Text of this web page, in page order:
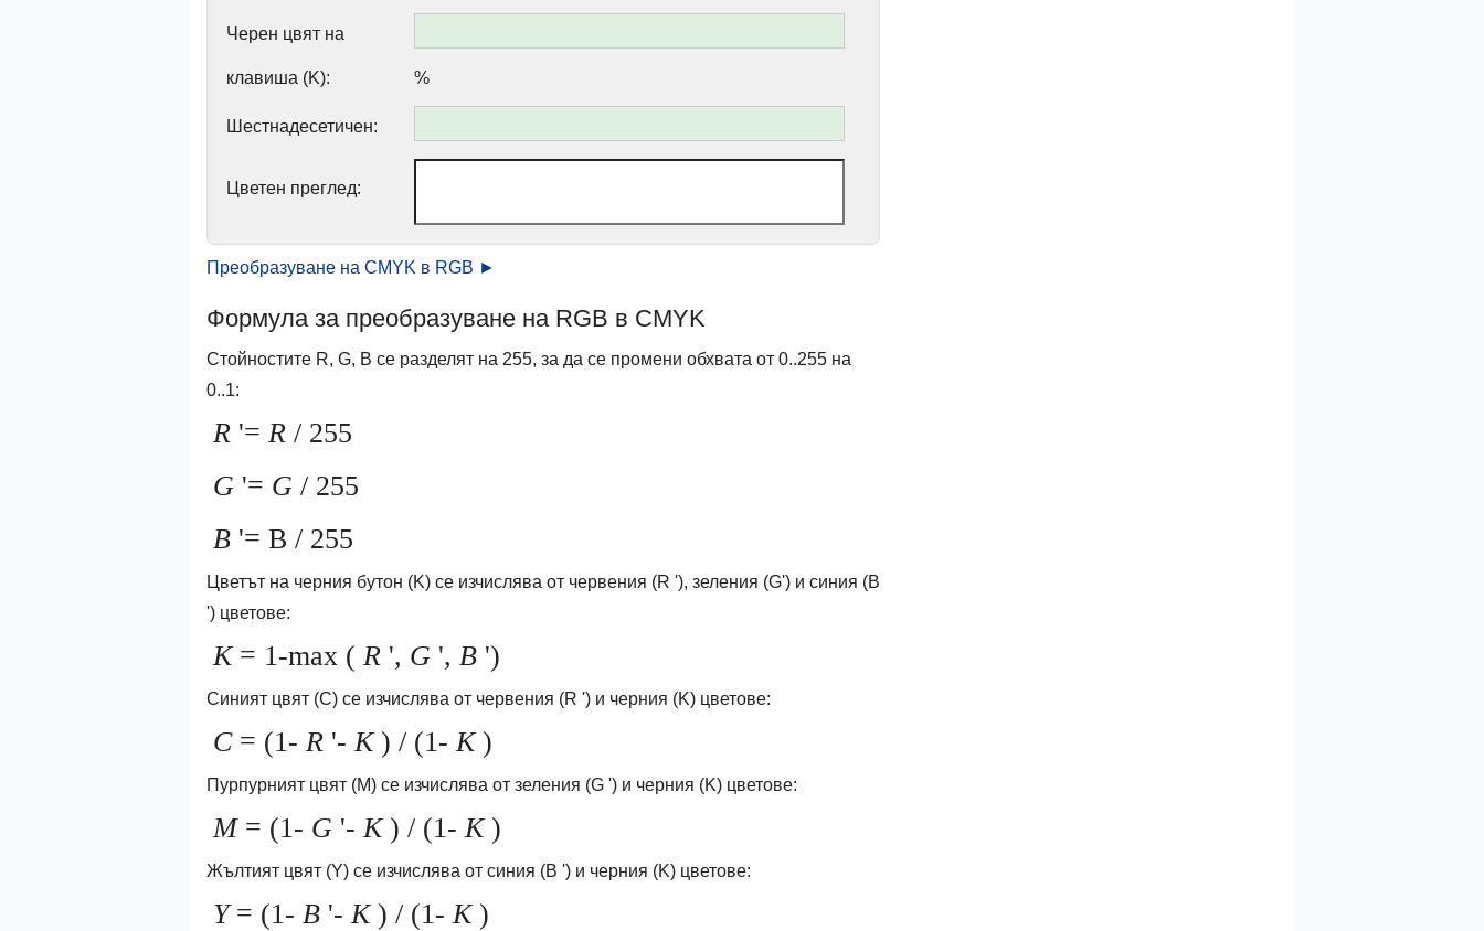
Черен цвят на
клавиша (K): %
Шестнадесетичен:
Цветен преглед:
Преобразуване на CMYK в RGB ►
Формула за преобразуване на RGB в CMYK
Стойностите R, G, B се разделят на 255, за да се промени обхвата от 0..255 на
0..1:
R '= R / 255
G '= G / 255
B '= B / 255
Цветът на черния бутон (K) се изчислява от червения (R '), зеления (G') и синия (B
') цветове:
K= 1-max ( R ', G ', B ')
Синият цвят (C) се изчислява от червения (R ') и черния (K) цветове:
C= (1- R '-K) / (1-K)
Пурпурният цвят (M) се изчислява от зеления (G ') и черния (K) цветове:
M= (1- G '-K) / (1-K)
Жълтият цвят (Y) се изчислява от синия (B ') и черния (K) цветове:
Y= (1- B '-K) / (1-K)